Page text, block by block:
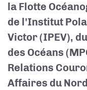
la Flotte
de l'Institut
Victor (IPEV),
des Océans
Relations
Affaires du